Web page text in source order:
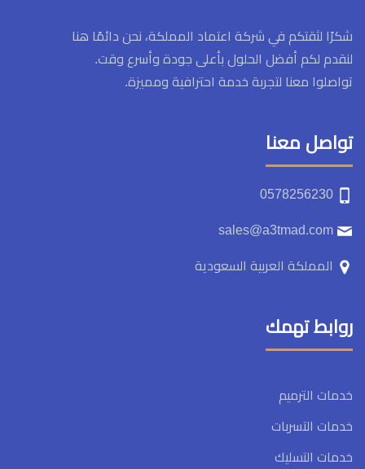
شكرًا لثقتكم في شركة اعتماد المملكة، نحن دائمًا هنا
لنقدم لكم أفضل الحلول بأعلى جودة وأسرع وقت.
تواصلوا معنا لتجربة خدمة احترافية ومميزة.
تواصل معنا
المملكة العربية السعودية
روابط تهمك
خدمات الترميم
خدمات التسربات
خدمات التسليك